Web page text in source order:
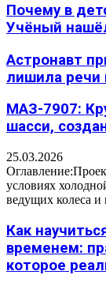
Почему в
Учёный
Астронавт
лишила речи
МАЗ-7907:
шасси,
25.03.2026
условиях
ведущих колеса и
Как
временем:
которое